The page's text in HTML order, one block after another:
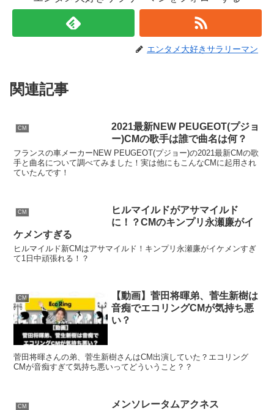
エンタメ大好きサラリーマン
関連記事
CM
2021最新NEW PEUGEOT(プジョ
ー)CMの歌手は誰で曲名は何？
フランスの車メーカーNEW PEUGEOT(プジョー)の2021最新CMの歌
手と曲名について調べてみました！実は他にもこんなCMに起用され
ていたんです！
CM
ヒルマイルドがアサマイルド
に！？CMのキンプリ永瀬廉がイ
ケメンすぎる
ヒルマイルド新CMはアサマイルド！キンプリ永瀬廉がイケメンすぎ
て1日中頑張れる！？
CM
【動画】菅田将暉弟、菅生新樹は
音痴でエコリングCMが気持ち悪
い？
菅田将暉さんの弟、菅生新樹さんはCM出演していた？エコリング
CMが音痴すぎて気持ち悪いってどういうこと？？
CM
メンソレータムアクネス